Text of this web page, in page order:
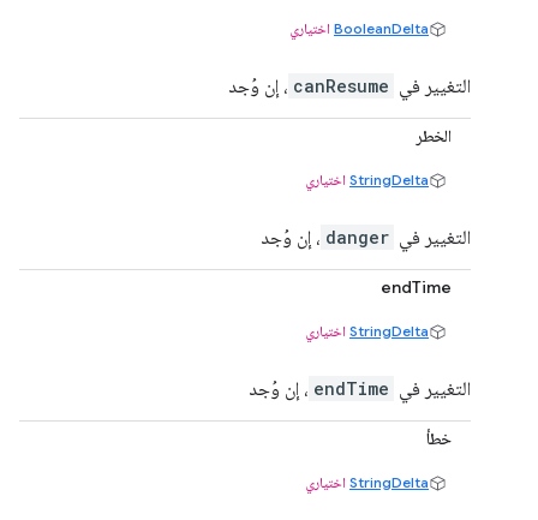
BooleanDelta اختياري
التغيير في canResume ، إن وُجد
الخطر
StringDelta اختياري
التغيير في danger ، إن وُجد
endTime
StringDelta اختياري
التغيير في endTime ، إن وُجد
خطأ
StringDelta اختياري